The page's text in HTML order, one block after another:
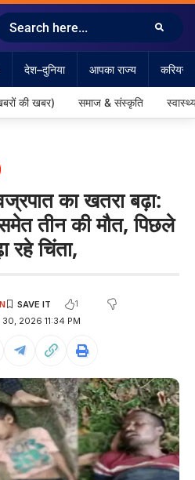
देश–दुनिया आपका राज्य करियर
की खबर) समाज & संस्कृति
का खतरा बढ़ा:
तीन की मौत, पिछले
रहे चिंता,
30, 2026 11:34 PM
1